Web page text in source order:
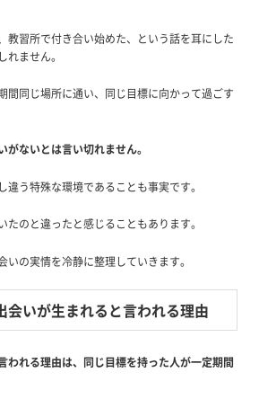
教習所で付き合い始めた、という話を耳にした
ません。
間同じ場所に通い、同じ目標に向かって過ごす
がないとは言い切れません。
違う特殊な環境であることも事実です。
のと違ったと感じることもあります。
いの実情を冷静に整理していきます。
会いが生まれると言われる理由
われる理由は、同じ目標を持った人が一定期間